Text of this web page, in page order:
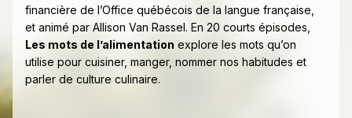
financière de l’Office québécois de la langue française,
et animé par Allison Van Rassel. En 20 courts épisodes,
Les mots de l’alimentation explore les mots qu’on
utilise pour cuisiner, manger, nommer nos habitudes et
parler de culture culinaire.